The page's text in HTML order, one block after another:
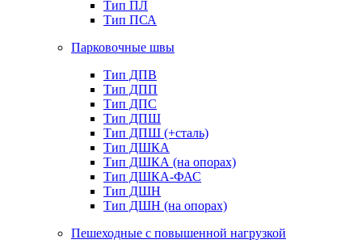
Тип ПЛ
Тип ПСА
Парковочные швы
Тип ДПВ
Тип ДПП
Тип ДПС
Тип ДПШ
Тип ДПШ (+сталь)
Тип ДШКА
Тип ДШКА (на опорах)
Тип ДШКА-ФАС
Тип ДШН
Тип ДШН (на опорах)
Пешеходные с повышенной нагрузкой